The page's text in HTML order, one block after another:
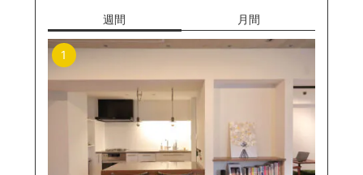
週間 月間